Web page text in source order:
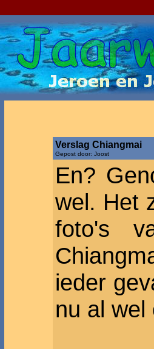
Verslag Chiangmai
Gepost door: Joost
En?
wel. Het
foto's
ieder
nu al wel